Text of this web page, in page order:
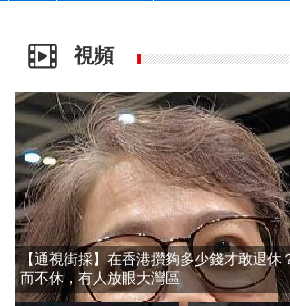
視頻
【通視街採】在香港攢夠多少錢才敢退休
而不休，有人放眼大灣區